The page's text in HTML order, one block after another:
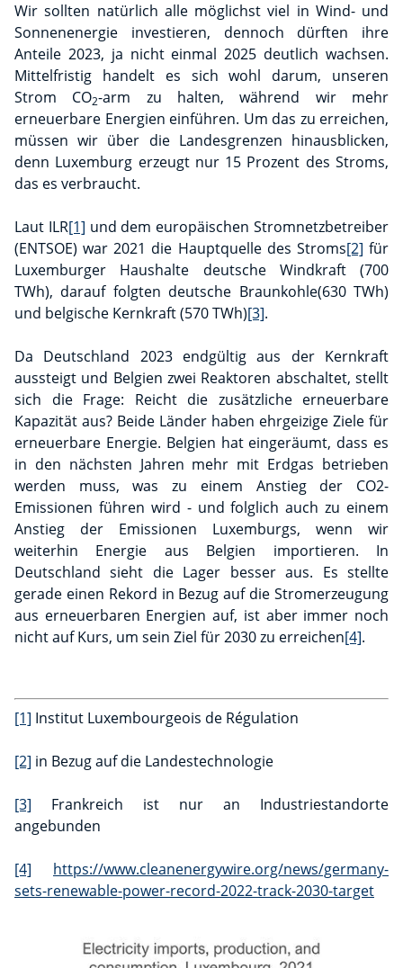
Wir sollten natürlich alle möglichst viel in Wind- und
Sonnenenergie investieren, dennoch dürften ihre
Anteile 2023, ja nicht einmal 2025 deutlich wachsen.
Mittelfristig handelt es sich wohl darum, unseren
Strom CO2-arm zu halten, während wir mehr
erneuerbare Energien einführen. Um das zu erreichen,
müssen wir über die Landesgrenzen hinausblicken,
denn Luxemburg erzeugt nur 15 Prozent des Stroms,
das es verbraucht.
Laut ILR[1] und dem europäischen Stromnetzbetreiber
(ENTSOE) war 2021 die Hauptquelle des Stroms[2] für
Luxemburger Haushalte deutsche Windkraft (700
TWh), darauf folgten deutsche Braunkohle(630 TWh)
und belgische Kernkraft (570 TWh)[3].
Da Deutschland 2023 endgültig aus der Kernkraft
aussteigt und Belgien zwei Reaktoren abschaltet, stellt
sich die Frage: Reicht die zusätzliche erneuerbare
Kapazität aus? Beide Länder haben ehrgeizige Ziele für
erneuerbare Energie. Belgien hat eingeräumt, dass es
in den nächsten Jahren mehr mit Erdgas betrieben
werden muss, was zu einem Anstieg der CO2-
Emissionen führen wird - und folglich auch zu einem
Anstieg der Emissionen Luxemburgs, wenn wir
weiterhin Energie aus Belgien importieren. In
Deutschland sieht die Lager besser aus. Es stellte
gerade einen Rekord in Bezug auf die Stromerzeugung
aus erneuerbaren Energien auf, ist aber immer noch
nicht auf Kurs, um sein Ziel für 2030 zu erreichen[4].
[1] Institut Luxembourgeois de Régulation
[2] in Bezug auf die Landestechnologie
[3] Frankreich ist nur an Industriestandorte
angebunden
[4]
https://www.cleanenergywire.org/news/germany-
sets-renewable-power-record-2022-track-2030-target